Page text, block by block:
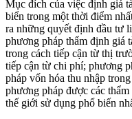
Mục đích của việc định giá
biển trong một thời điểm
ra những quyết định đầu tư
phương pháp thẩm định giá
trong cách tiếp cận từ thị
tiếp cận từ chi phí; phương
pháp vốn hóa thu nhập
phương pháp được các
thế giới sử dụng phổ biến